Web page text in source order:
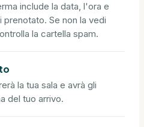
include la data, l'ora e
Se non la vedi
la cartella spam.
la tua sala e avrà gli
del tuo arrivo.